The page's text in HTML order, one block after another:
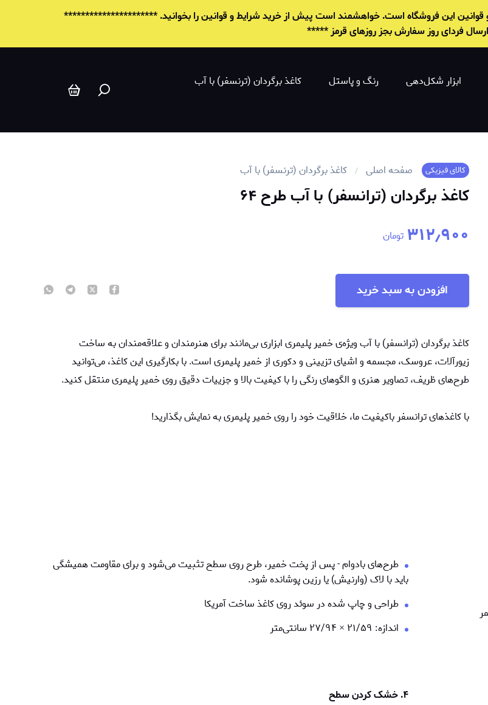
این فروشگاه است. خواهشمند است پیش از خرید شرایط و قوانين را بخوانید. **********************
فردای روز سفارش بجز روزهای قرمز *****
ابزار شکل‌دهی رنگ و پاستل
کاغذ برگردان (ترنسفر) با آب
کالای فیزیکی صفحه اصلی کاغذ برگردان (ترنسفر) با آب
کاغذ برگردان (ترانسفر) با آب طرح ۶۴
۳۱۲٫۹۰۰ تومان
افزودن به سبد خرید
کاغذ برگردان (ترانسفر) با آب ویژه‌ی خمیر پلیمری ابزاری بی‌مانند برای هنرمندان و علاقه‌مندان به ساخت
زیورآلات، عروسک، مجسمه‌ و اشیای تزیینی و دکوری از خمیر پلیمری است. با بکارگیری این کاغذ، می‌توانید
طرح‌های ظریف، تصاویر هنری و الگوهای رنگی را با کیفیت بالا و جزییات دقیق روی خمیر پلیمری منتقل کنید.
با کاغذهای ترانسفر باکیفیت ما، خلاقیت خود را روی خمیر پلیمری به نمایش بگذارید!
طرح‌های بادوام - پس از پخت خمیر، طرح روی سطح تثبیت می‌شود و برای مقاومت همیشگی
باید با لاک (وارنیش) یا رزین پوشانده شود.
طراحی و چاپ شده در سوئد روی کاغذ ساخت آمریکا
اندازه: ۲۱/۵۹
×
۴. خشک کردن سطح